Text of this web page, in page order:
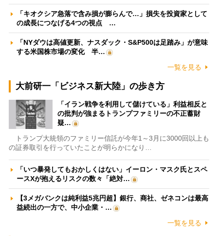
「キオクシア急落で含み損が膨らんで…」損失を投資家として
の成長につなげる4つの視点 …
「NYダウは高値更新、ナスダック・S&P500は足踏み」が意味
する米国株市場の変化 半…
一覧を見る
大前研一「ビジネス新大陸」の歩き方
「イラン戦争を利用して儲けている」利益相反と
の批判が強まるトランプファミリーの不正蓄財
疑…
トランプ大統領のファミリー信託が今年1～3月に3000回以上も
の証券取引を行っていたことが明らかになり…
「いつ暴発してもおかしくはない」イーロン・マスク氏とスペ
ースXが抱えるリスクの数々「絶対…
【3メガバンクは純利益5兆円超】銀行、商社、ゼネコンは最高
益続出の一方で、中小企業・…
一覧を見る